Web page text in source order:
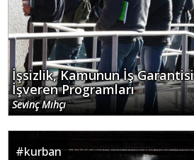
İşsizlik, Kamunun İş
İşveren Programları
Sevinç Mıhçı
#kurban